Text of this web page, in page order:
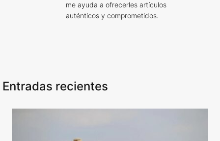
me ayuda a ofrecerles artículos
auténticos y comprometidos.
Entradas recientes